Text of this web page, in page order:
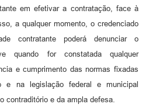
em efetivar a contratação, face à
a qualquer momento, o credenciado
contratante poderá denunciar o
quando for constatada qualquer
e cumprimento das normas fixadas
e na legislação federal e municipal
contraditório e da ampla defesa.